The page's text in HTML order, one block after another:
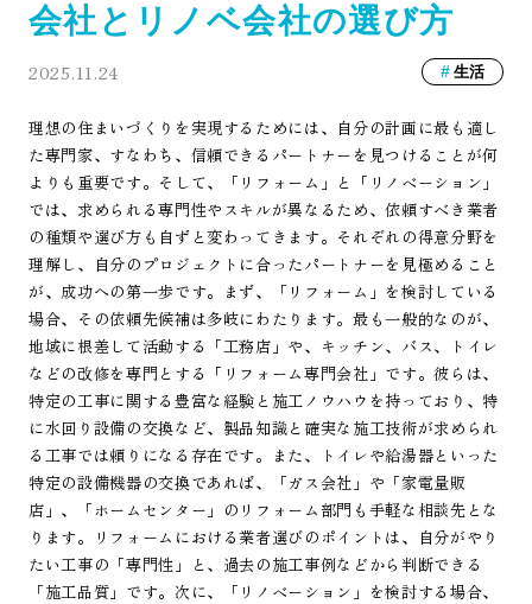
会社とリノベ会社の選び方
2025.11.24 生活
理想の住まいづくりを実現するためには、自分の計画に最も適し
た専門家、すなわち、信頼できるパートナーを見つけることが何
よりも重要です。そして、「リフォーム」と「リノベーション」
では、求められる専門性やスキルが異なるため、依頼すべき業者
の種類や選び方も自ずと変わってきます。それぞれの得意分野を
理解し、自分のプロジェクトに合ったパートナーを見極めること
が、成功への第一歩です。まず、「リフォーム」を検討している
場合、その依頼先候補は多岐にわたります。最も一般的なのが、
地域に根差して活動する「工務店」や、キッチン、バス、トイレ
などの改修を専門とする「リフォーム専門会社」です。彼らは、
特定の工事に関する豊富な経験と施工ノウハウを持っており、特
に水回り設備の交換など、製品知識と確実な施工技術が求められ
る工事では頼りになる存在です。また、トイレや給湯器といった
特定の設備機器の交換であれば、「ガス会社」や「家電量販
店」、「ホームセンター」のリフォーム部門も手軽な相談先とな
ります。リフォームにおける業者選びのポイントは、自分がやり
たい工事の「専門性」と、過去の施工事例などから判断できる
「施工品質」です。次に、「リノベーション」を検討する場合、